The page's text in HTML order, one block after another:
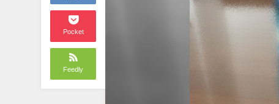
Pocket
Feedly